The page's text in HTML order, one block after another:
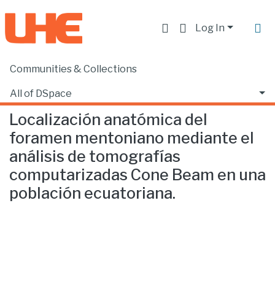
Log In
Communities & Collections
All of DSpace
Statistics
Home
Localización anatómica del
foramen mentoniano mediante el
análisis de tomografías
computarizadas Cone Beam en una
población ecuatoriana.